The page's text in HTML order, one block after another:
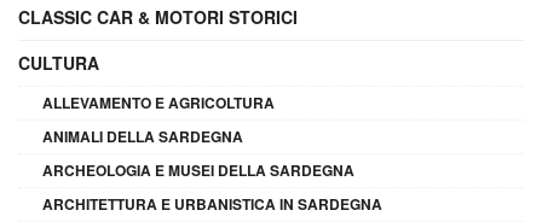
CLASSIC CAR & MOTORI STORICI
CULTURA
ALLEVAMENTO E AGRICOLTURA
ANIMALI DELLA SARDEGNA
ARCHEOLOGIA E MUSEI DELLA SARDEGNA
ARCHITETTURA E URBANISTICA IN SARDEGNA